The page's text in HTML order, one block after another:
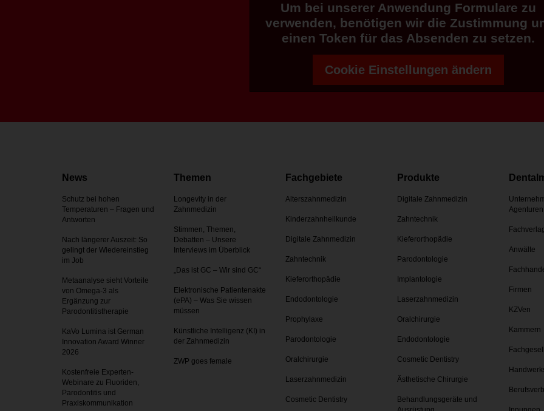
Um bei unserer Anwendung Formulare zu
verwenden, benötigen wir die Zustimmung
einen Token für das Absenden zu setzen.
Cookie Einstellungen ändern
News
Schutz bei hohen
Temperaturen – Fragen und
Antworten
Nach längerer Auszeit: So
gelingt der Wiedereinstieg
im Job
Metaanalyse sieht Vorteile
von Omega-3 als
Ergänzung zur
Parodontitistherapie
KaVo Lumina ist German
Innovation Award Winner
2026
Kostenfreie Experten-
Webinare zu Fluoriden,
Parodontitis und
Praxiskommunikation
Themen
Longevity in der
Zahnmedizin
Stimmen, Themen,
Debatten – Unsere
Interviews im Überblick
„Das ist GC – Wir sind GC“
Elektronische Patientenakte
(ePA) – Was Sie wissen
müssen
Künstliche Intelligenz (KI) in
der Zahnmedizin
ZWP goes female
Fachgebiete
Alterszahnmedizin
Kinderzahnheilkunde
Digitale Zahnmedizin
Zahntechnik
Kieferorthopädie
Endodontologie
Prophylaxe
Parodontologie
Oralchirurgie
Laserzahnmedizin
Cosmetic Dentistry
Produkte
Digitale Zahnmedizin
Zahntechnik
Kieferorthopädie
Parodontologie
Implantologie
Laserzahnmedizin
Oralchirurgie
Endodontologie
Cosmetic Dentistry
Ästhetische Chirurgie
Behandlungsgeräte und
Agenturen
Anwälte
Firmen
KZVen
Kammern